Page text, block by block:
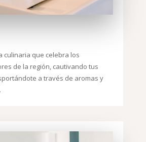
culinaria que celebra los
de la región, cautivando tus
a través de aromas y